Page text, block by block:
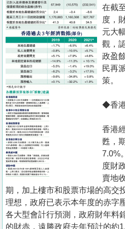
在截
度，
元大
觀，
政盈
民再
策。
◆香
香港
甦，
7.0%
度財
賣地
期，加上樓市和股票市場的高交
理想，政府已表示本年度的赤字
各大型會計行預測，政府財年料
的財赤，遠勝政府去年預計的約